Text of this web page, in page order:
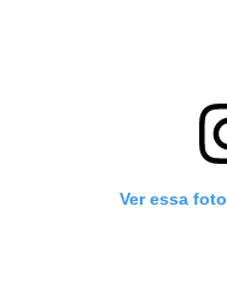
Ver essa